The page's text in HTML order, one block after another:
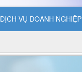
DỊCH VỤ DOANH NGHIỆP